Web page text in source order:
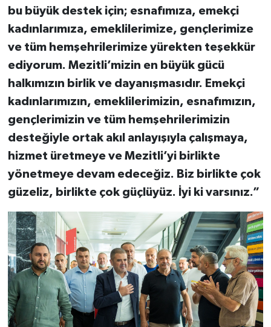
bu büyük destek için; esnafımıza, emekçi
kadınlarımıza, emeklilerimize, gençlerimize
ve tüm hemşehrilerimize yürekten teşekkür
ediyorum. Mezitli’mizin en büyük gücü
halkımızın birlik ve dayanışmasıdır. Emekçi
kadınlarımızın, emeklilerimizin, esnafımızın,
gençlerimizin ve tüm hemşehrilerimizin
desteğiyle ortak akıl anlayışıyla çalışmaya,
hizmet üretmeye ve Mezitli’yi birlikte
yönetmeye devam edeceğiz. Biz birlikte çok
güzeliz, birlikte çok güçlüyüz. İyi ki varsınız.”